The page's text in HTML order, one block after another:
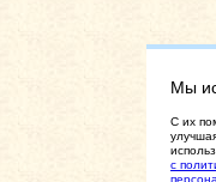
Мы
C их
с